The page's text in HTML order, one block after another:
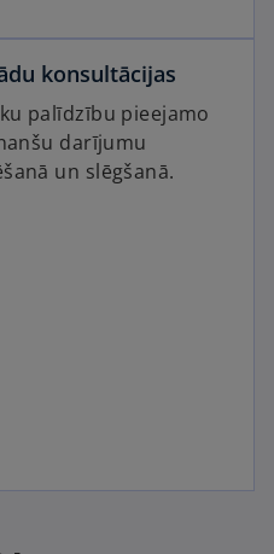
konsultācijas
palīdzību pieejamo
darījumu
un slēgšanā.